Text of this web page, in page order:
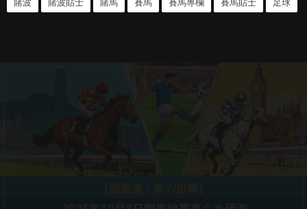
賭波 賭波貼士 賭馬 賽馬 賽馬專欄 賽馬貼士 足球